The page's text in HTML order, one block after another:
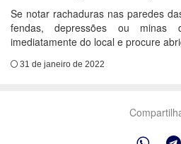
Se notar rachaduras nas paredes
fendas, depressões ou minas
imediatamente do local e procure
31 de janeiro de 2022